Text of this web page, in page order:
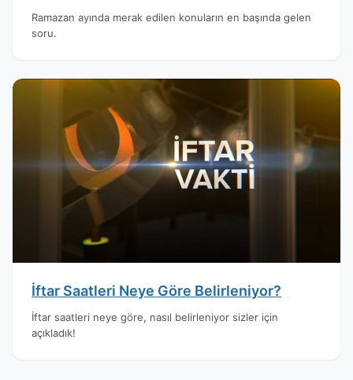
Ramazan ayında merak edilen konuların en başında gelen
soru.
İftar Saatleri Neye Göre Belirleniyor?
İftar saatleri neye göre, nasıl belirleniyor sizler için
açıkladık!